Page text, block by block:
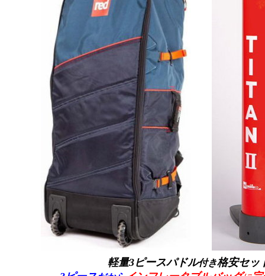
軽量3ピースパドル付き格安セッ